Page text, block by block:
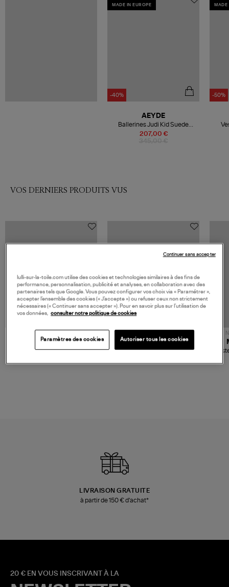
MADE IN EUROPE
-40%
207,00 €
AEYDE
Ballerines Judi Kid Suede
Black
MADE
-50%
VOS DERNIERS PRODUITS VUS
JEROME DREYFUSS
Sac Bobi S Cuir Lamé
TORAL
Mocassins Killian Sport
LIVRAISON GRATUITE
à partir de 150 € d'achat*
20 € EN VOUS INSCRIVANT À LA
lulli-sur-la-toile.com utilise des cookies et technologies similaires à des fins de
performance, personnalisation, publicité et analyses, en collaboration avec des
partenaires tels que Google. Vous pouvez configurer vos choix via « Paramétrer »,
accepter l’ensemble des cookies (« J’accepte ») ou refuser ceux non strictement
nécessaires (« Continuer sans accepter »). Pour en savoir plus sur l’utilisation de
vos données, consulter notre politique de cookies
Paramètres des cookies Autoriser tous les cookies
Continuer sans accepter